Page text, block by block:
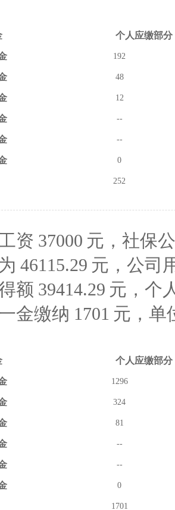
个人应缴部分
192
48
12
--
--
0
252
资 37000 元，社保
46115.29 元，公司
额 39414.29 元，个
金缴纳 1701 元，单
个人应缴部分
1296
324
81
--
--
0
1701